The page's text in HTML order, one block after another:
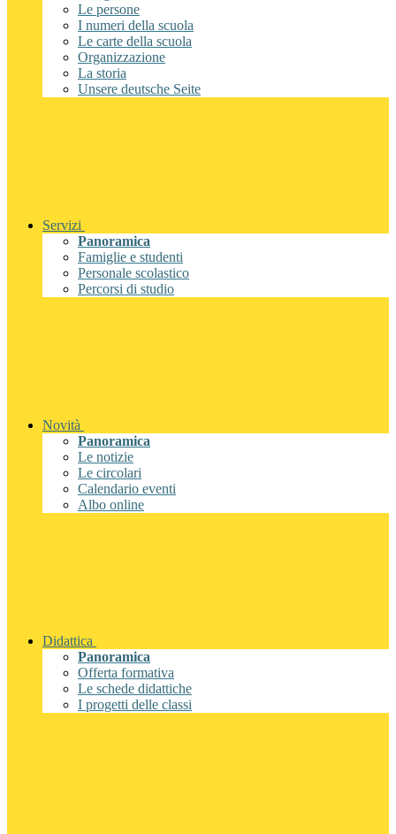
Le persone
I numeri della scuola
Le carte della scuola
Organizzazione
La storia
Unsere deutsche Seite
Servizi
Panoramica
Famiglie e studenti
Personale scolastico
Percorsi di studio
Novità
Panoramica
Le notizie
Le circolari
Calendario eventi
Albo online
Didattica
Panoramica
Offerta formativa
Le schede didattiche
I progetti delle classi